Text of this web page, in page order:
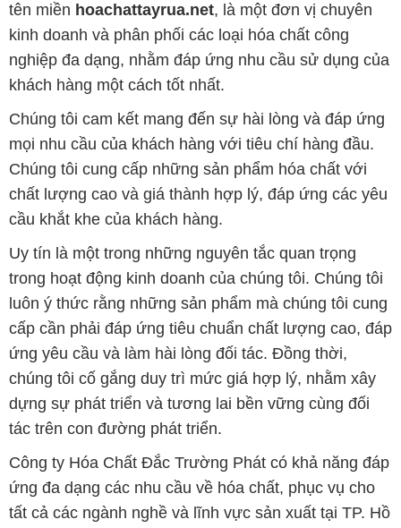
tên miền hoachattayrua.net, là một đơn vị chuyên
kinh doanh và phân phối các loại hóa chất công
nghiệp đa dạng, nhằm đáp ứng nhu cầu sử dụng của
khách hàng một cách tốt nhất.
Chúng tôi cam kết mang đến sự hài lòng và đáp ứng
mọi nhu cầu của khách hàng với tiêu chí hàng đầu.
Chúng tôi cung cấp những sản phẩm hóa chất với
chất lượng cao và giá thành hợp lý, đáp ứng các yêu
cầu khắt khe của khách hàng.
Uy tín là một trong những nguyên tắc quan trọng
trong hoạt động kinh doanh của chúng tôi. Chúng tôi
luôn ý thức rằng những sản phẩm mà chúng tôi cung
cấp cần phải đáp ứng tiêu chuẩn chất lượng cao, đáp
ứng yêu cầu và làm hài lòng đối tác. Đồng thời,
chúng tôi cố gắng duy trì mức giá hợp lý, nhằm xây
dựng sự phát triển và tương lai bền vững cùng đối
tác trên con đường phát triển.
Công ty Hóa Chất Đắc Trường Phát có khả năng đáp
ứng đa dạng các nhu cầu về hóa chất, phục vụ cho
tất cả các ngành nghề và lĩnh vực sản xuất tại TP. Hồ